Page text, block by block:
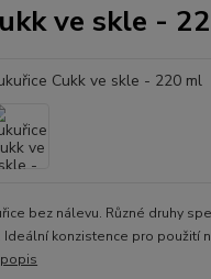
ve skle -
bez nálevu. Různé druhy
Ideální konzistence pro použití